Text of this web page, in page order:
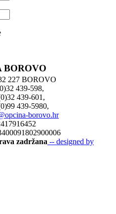
BOROVO
227 BOROVO
439-598,
439-601,
439-5980,
borovo.hr
zadržana -- designed by